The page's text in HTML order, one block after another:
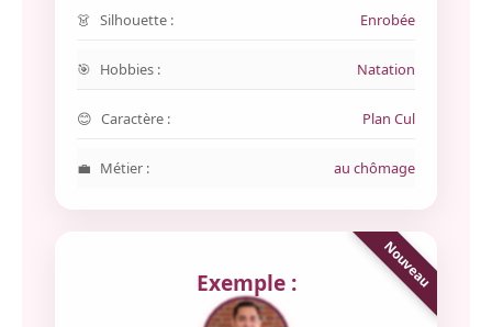
Silhouette : Enrobée
Hobbies : Natation
Caractère : Plan Cul
Métier : au chômage
Exemple :